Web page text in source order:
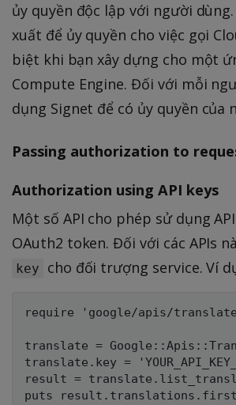
ủy quyền độc lập với người
xuất để ủy quyền cho việc gọi
biệt khi bạn xây dựng cho một
Compute Engine. Đối với mỗi
dụng Signet để có ủy quyền của
Passing authorization to
Authorization using API keys
Một số API cho phép sử dụng
OAuth2 token. Đối với các APIs
key cho đối trượng service. Ví
require 'google/apis/
translate =
translate.key =
result =